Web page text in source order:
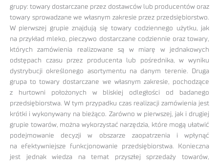
grupy: towary dostarczane przez dostawców lub producentów oraz
towary sprowadzane we własnym zakresie przez przedsiębiorstwo.
W pierwszej grupie znajdują się towary codziennego użytku, jak
na przykład mleko, pieczywo dostarczane codziennie oraz towary,
których zamówienia realizowane są w miarę w jednakowych
odstępach czasu przez producenta lub pośrednika, w wyniku
dystrybucji określonego asortymentu na danym terenie. Druga
grupa to towary dostarczane we własnym zakresie, pochodzące
z hurtowni położonych w bliskiej odległości od badanego
przedsiębiorstwa. W tym przypadku czas realizacji zamówienia jest
krótki i wykonywany na bieżąco. Zarówno w pierwszej, jak i drugiej
grupie towarów, można wykorzystać narzędzia, które mogą ułatwić
podejmowanie decyzji w obszarze zaopatrzenia i wpłynąć
na efektywniejsze funkcjonowanie przedsiębiorstwa. Konieczna
jest jednak wiedza na temat przyszłej sprzedaży towarów,